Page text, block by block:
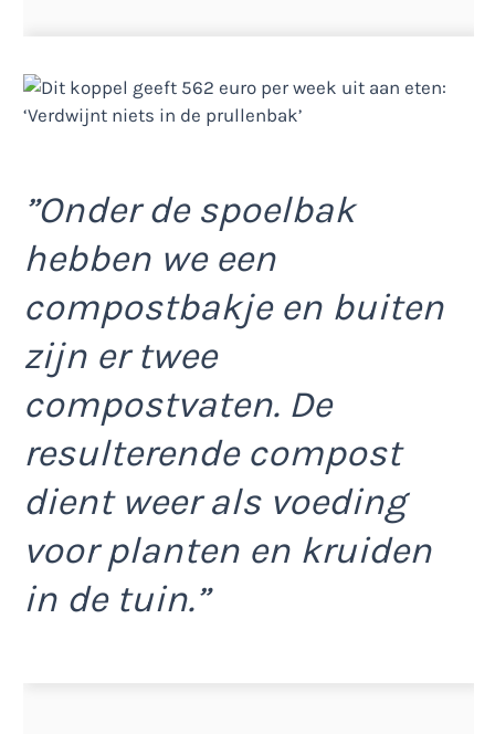
”Onder de spoelbak
hebben we een
compostbakje en buiten
zijn er twee
compostvaten. De
resulterende compost
dient weer als voeding
voor planten en kruiden
in de tuin.”